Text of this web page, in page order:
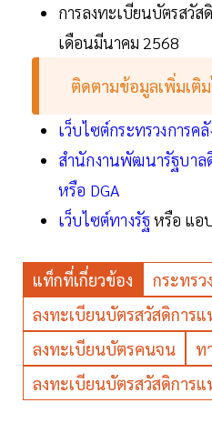
การลงทะเบียนบัตรสวัส
เดือนมีนาคม 2568
ติดตามข้อมูลเพิ่มเติ
เว็บไซต์กระทรวงการคลั
สำนักงานพัฒนารัฐบา
หรือ DGA
เว็บไซต์ทางรัฐหรือ แอ
แท็กที่เกี่ยวข้อง
กระทรว
ลงทะเบียนบัตรสวัสดิการแ
ลงทะเบียนบัตรคนจน
ท
ลงทะเบียนบัตรสวัสดิการแ